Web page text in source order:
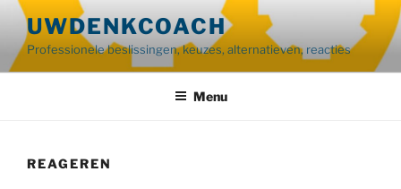
naar
inhoud
UWDENKCOACH
Professionele beslissingen, keuzes, alternatieven, reacties
Menu
REAGEREN